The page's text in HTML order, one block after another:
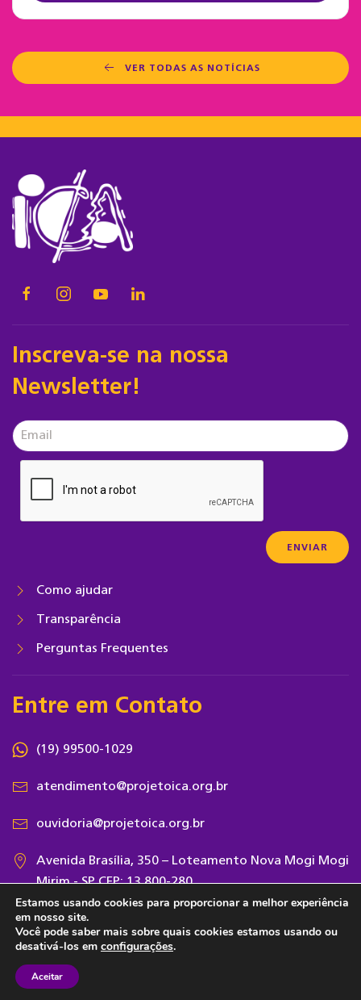
VER TODAS AS NOTÍCIAS
Inscreva-se na nossa
Newsletter!
Como ajudar
Transparência
Perguntas Frequentes
Entre em Contato
(19) 99500-1029
atendimento@projetoica.org.br
ouvidoria@projetoica.org.br
Avenida Brasília, 350 – Loteamento Nova Mogi Mogi
Mirim - SP CEP: 13.800-280
Estamos usando cookies para proporcionar a melhor experiência
em nosso site.
Você pode saber mais sobre quais cookies estamos usando ou
desativá-los em configurações.
Aceitar